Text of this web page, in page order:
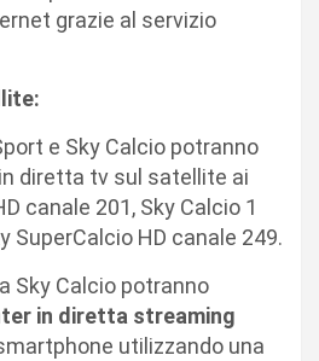
grazie al servizio
e Sky Calcio potranno
diretta tv sul satellite ai
canale 201, Sky Calcio 1
SuperCalcio HD canale 249.
Sky Calcio potranno
in diretta streaming
utilizzando una